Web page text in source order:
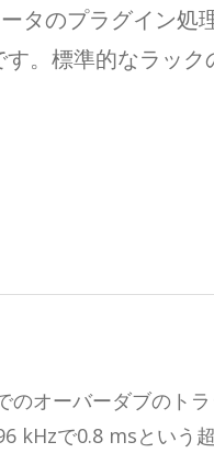
タのプラグイン処
す。標準的なラッ
のオーバーダブのト
kHzで0.8 msという